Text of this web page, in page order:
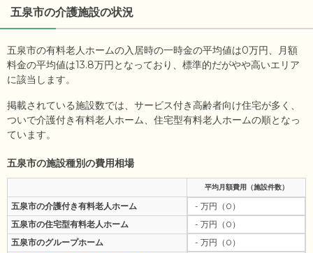
五泉市の介護施設の状況
五泉市の有料老人ホームの入居時の一時金の平均値は0万円、月額
料金の平均値は13.8万円となっており、標準的だがやや高いエリア
に該当します。
掲載されている施設数では、サービス付き高齢者向け住宅が多く、
ついで介護付き有料老人ホーム、住宅型有料老人ホームの順となっ
ています。
五泉市の施設種別の費用相場
平均月額費用（施設件数）
五泉市の介護付き有料老人ホーム
- 万円（0）
五泉市の住宅型有料老人ホーム
- 万円（0）
五泉市のグループホーム
- 万円（0）